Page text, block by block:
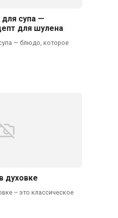
супа —
для шулена
— блюдо, которое
духовке
– это классическое